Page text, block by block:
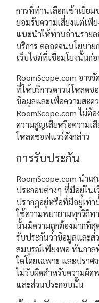
การที่ท่านเลือกเข้าเยี่ย
ยอมรับความเสี่ยงแต่เพี
แนะนำให้ท่านอ่านรายล
บริการ ตลอดจนนโยบา
เว็บไซต์ที่เชื่อมโยงนั้นก่
RoomScope.com อาจ
ที่ให้บริการดาวน์โหลดซ
ข้อมูลและเพื่อความสะด
RoomScope.com ไม่ต้
ความสูญเสียหรือความเ
โหลดซอฟแวร์ดังกล่าว
การรับประกัน
RoomScope.com นำเ
ประกอบต่างๆ ที่มีอยู่ใน
ปรากฏอยู่หรือที่มีอยู่เท่า
ใช้ความพยายามทุกวิถีท
นั้นมีความถูกต้องมากที่สุ
รับประกันว่าข้อมูลและส่
สมบูรณ์เพียงพอ ทันกาล
ใดโดยเฉพาะ และปราศ
ไม่รับผิดสำหรับความผิด
และส่วนประกอบนั้น